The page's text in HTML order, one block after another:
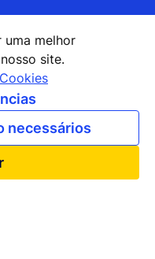
uma melhor
site.
necessários